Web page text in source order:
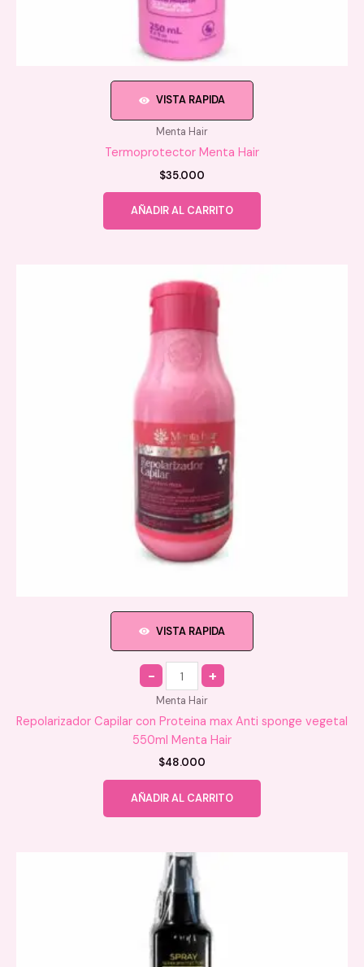
VISTA RAPIDA
Menta Hair
Termoprotector Menta Hair
$35.000
AÑADIR AL CARRITO
VISTA RAPIDA
Quantity
Menta Hair
Repolarizador Capilar con Proteina max Anti sponge vegetal
550ml Menta Hair
$48.000
AÑADIR AL CARRITO